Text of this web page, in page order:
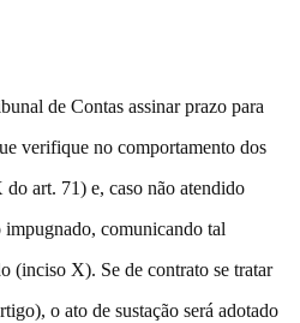
de Contas assinar prazo para
verifique no comportamento dos
art. 71) e, caso não atendido
impugnado, comunicando tal
(inciso X). Se de contrato se tratar
o ato de sustação será adotado